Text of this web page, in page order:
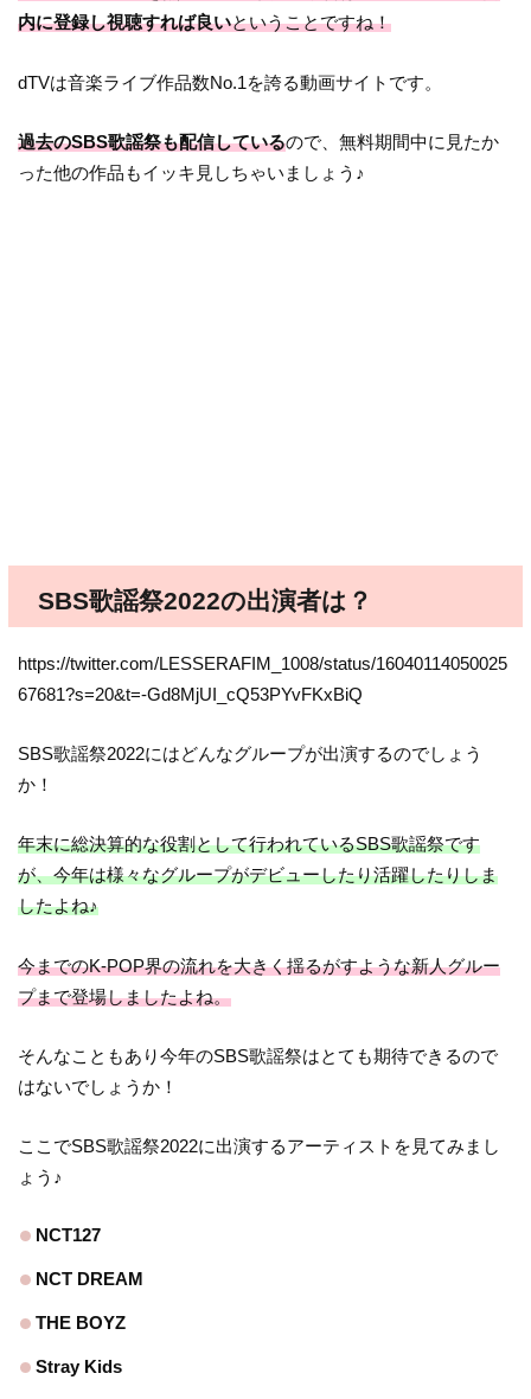
内に登録し視聴すれば良いということですね！
dTVは音楽ライブ作品数No.1を誇る動画サイトです。
過去のSBS歌謡祭も配信しているので、無料期間中に見たか
った他の作品もイッキ見しちゃいましょう♪
SBS歌謡祭2022の出演者は？
https://twitter.com/LESSERAFIM_1008/status/16040114050025
67681?s=20&t=-Gd8MjUI_cQ53PYvFKxBiQ
SBS歌謡祭2022にはどんなグループが出演するのでしょう
か！
年末に総決算的な役割として行われているSBS歌謡祭です
が、今年は様々なグループがデビューしたり活躍したりしま
したよね♪
今までのK-POP界の流れを大きく揺るがすような新人グルー
プまで登場しましたよね。
そんなこともあり今年のSBS歌謡祭はとても期待できるので
はないでしょうか！
ここでSBS歌謡祭2022に出演するアーティストを見てみまし
ょう♪
NCT127
NCT DREAM
THE BOYZ
Stray Kids